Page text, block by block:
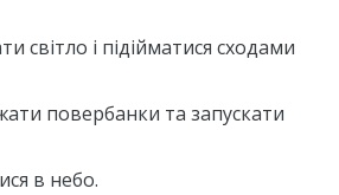
світло і підійматися сходами
повербанки та запускати
в небо.